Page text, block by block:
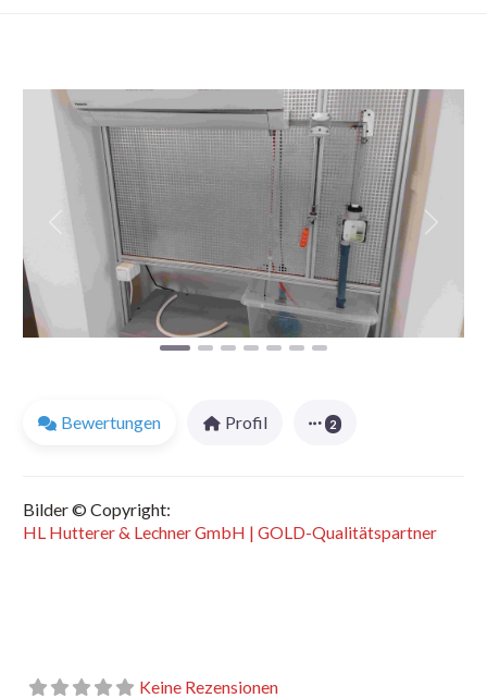
Favorit
Vorheriges
Bewertungen Profil 2
Bilder © Copyright:
HL Hutterer & Lechner GmbH | GOLD-Qualitätspartner
Keine Rezensionen